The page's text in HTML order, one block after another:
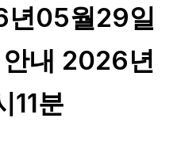
년05월29일
안내 2026년
11분